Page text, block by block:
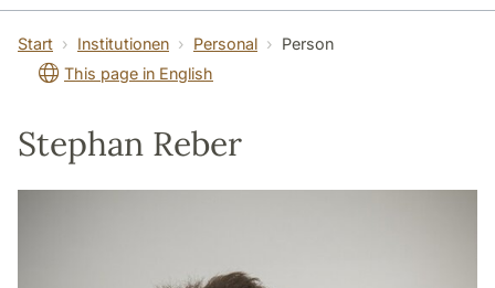
Personal Kontakt Institutionen
Start Institutionen Personal
Person
This page in English
Stephan Reber